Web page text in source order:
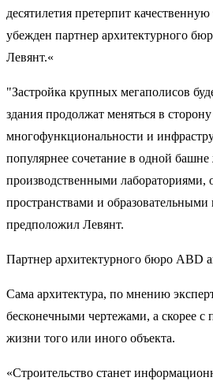
десятилетия претерпит
убежден партнер архитектурного
Левянт.«
"Застройка крупных мегаполисов
здания продолжат меняться в
многофункциональности и
популярнее сочетание в одной
производственными лабораториями,
пространствами и
предположил Левянт.
Партнер архитектурного бюро ABD
Сама архитектура, по мнению
бесконечными чертежами, а скорее с
жизни того или иного объекта.
«Строительство станет